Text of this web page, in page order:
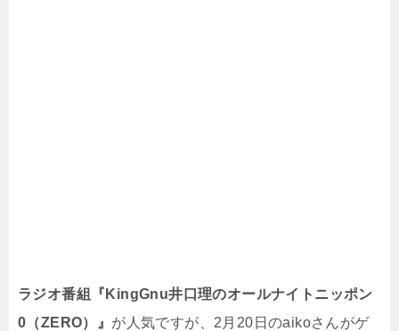
ラジオ番組『KingGnu井口理のオールナイトニッポン
0（ZERO）』 が人気ですが、2月20日のaikoさんがゲ